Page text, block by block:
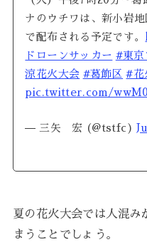
ナのウチワは、新小岩
で配布される予定です。
ドローンサッカー #東京
涼花火大会 #葛飾区 #花
pic.twitter.com/
— 三矢 宏 (@tstfc)
夏の花火大会では人混み
まうことでしょう。